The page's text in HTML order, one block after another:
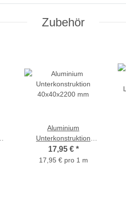
Zubehör
Aluminium
Unterkonstruktion
40x40x2200 mm
17,95 € *
17,95 € pro 1 m